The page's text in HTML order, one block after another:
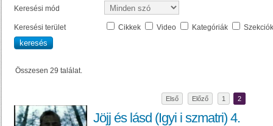
Keresési mód
Keresési terület Cikkek Video Kategóriák Szekciók
Összesen 29 találat.
Első Előző 1 2
Jöjj és lásd (Igyi i szmatri) 4.